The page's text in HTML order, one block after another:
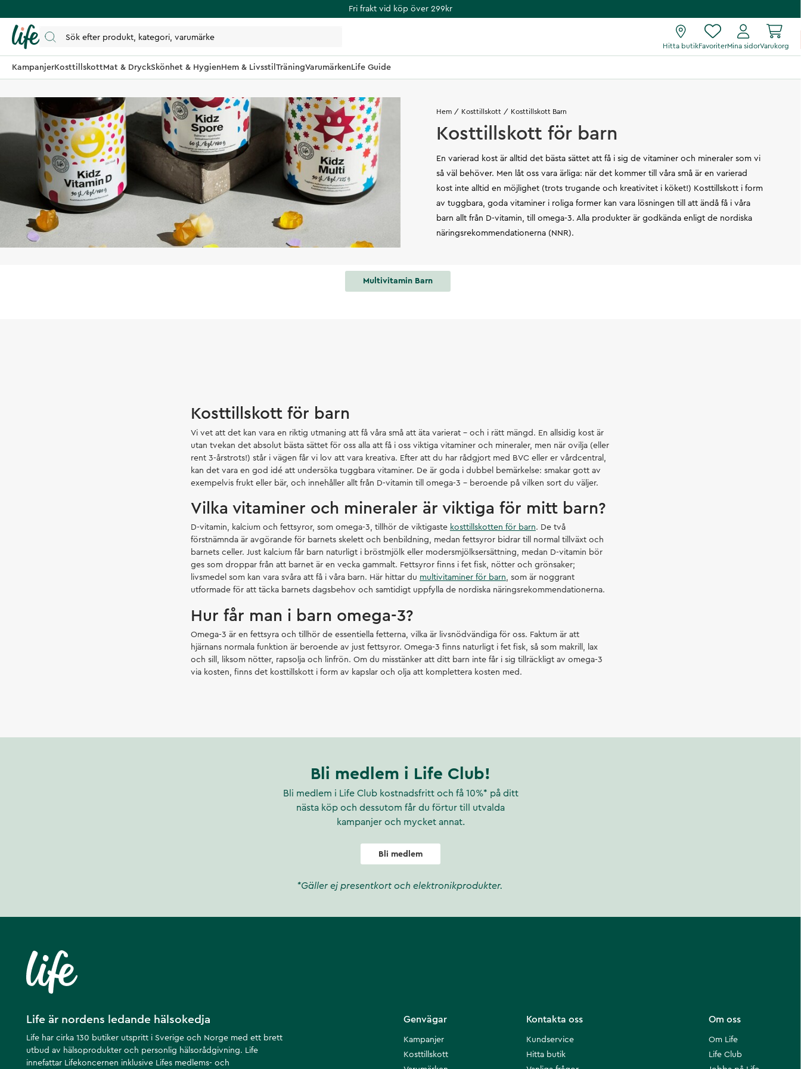
Fri frakt vid köp över 299kr
Hitta butikFavoriterMina sidorVarukorg
KampanjerKosttillskottMat & DryckSkönhet & HygienHem & Livsstil TräningVarumärkenLife Guide
Hem Kosttillskott Kosttillskott Barn
Kosttillskott för barn
En varierad kost är alltid det bästa sättet att få i sig de vitaminer och mineraler som vi
så väl behöver. Men låt oss vara ärliga: när det kommer till våra små är en varierad
kost inte alltid en möjlighet (trots trugande och kreativitet i köket!) Kosttillskott i form
av tuggbara, goda vitaminer i roliga former kan vara lösningen till att ändå få i våra
barn allt från D-vitamin, till omega-3. Alla produkter är godkända enligt de nordiska
näringsrekommendationerna (NNR).
Multivitamin Barn
Kosttillskott för barn
Vi vet att det kan vara en riktig utmaning att få våra små att äta varierat – och i rätt mängd. En allsidig kost är
utan tvekan det absolut bästa sättet för oss alla att få i oss viktiga vitaminer och mineraler, men när ovilja (eller
rent 3-årstrots!) står i vägen får vi lov att vara kreativa. Efter att du har rådgjort med BVC eller er vårdcentral,
kan det vara en god idé att undersöka tuggbara vitaminer. De är goda i dubbel bemärkelse: smakar gott av
exempelvis frukt eller bär, och innehåller allt från D-vitamin till omega-3 – beroende på vilken sort du väljer.
Vilka vitaminer och mineraler är viktiga för mitt barn?
D-vitamin, kalcium och fettsyror, som omega-3, tillhör de viktigaste kosttillskotten för barn. De två
förstnämnda är avgörande för barnets skelett och benbildning, medan fettsyror bidrar till normal tillväxt och
barnets celler. Just kalcium får barn naturligt i bröstmjölk eller modersmjölksersättning, medan D-vitamin bör
ges som droppar från att barnet är en vecka gammalt. Fettsyror finns i fet fisk, nötter och grönsaker;
livsmedel som kan vara svåra att få i våra barn. Här hittar du multivitaminer för barn, som är noggrant
utformade för att täcka barnets dagsbehov och samtidigt uppfylla de nordiska näringsrekommendationerna.
Hur får man i barn omega-3?
Omega-3 är en fettsyra och tillhör de essentiella fetterna, vilka är livsnödvändiga för oss. Faktum är att
hjärnans normala funktion är beroende av just fettsyror. Omega-3 finns naturligt i fet fisk, så som makrill, lax
och sill, liksom nötter, rapsolja och linfrön. Om du misstänker att ditt barn inte får i sig tillräckligt av omega-3
via kosten, finns det kosttillskott i form av kapslar och olja att komplettera kosten med.
Bli medlem i Life Club!
Bli medlem i Life Club kostnadsfritt och få 10%* på ditt
nästa köp och dessutom får du förtur till utvalda
kampanjer och mycket annat.
Bli medlem
*Gäller ej presentkort och elektronikprodukter.
Life är nordens ledande hälsokedja
Life har cirka 130 butiker utspritt i Sverige och Norge med ett brett
utbud av hälsoprodukter och personlig hälsorådgivning. Life
innefattar Lifekoncernen inklusive Lifes medlems- och
Om oss
Om Life
Life Club
Kontakta oss
Kundservice
Hitta butik
Genvägar
Kampanjer
Kosttillskott